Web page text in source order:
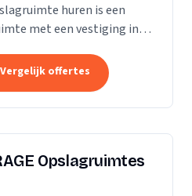
huren is een
met een vestiging in
Vergelijk offertes
Opslagruimtes